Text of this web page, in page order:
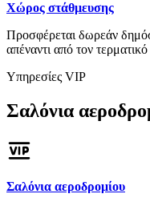
Χώρος στάθμευσης
Προσφέρεται δωρεάν
απέναντι από τον
Υπηρεσίες VIP
Σαλόνια
Σαλόνια αεροδρομίου